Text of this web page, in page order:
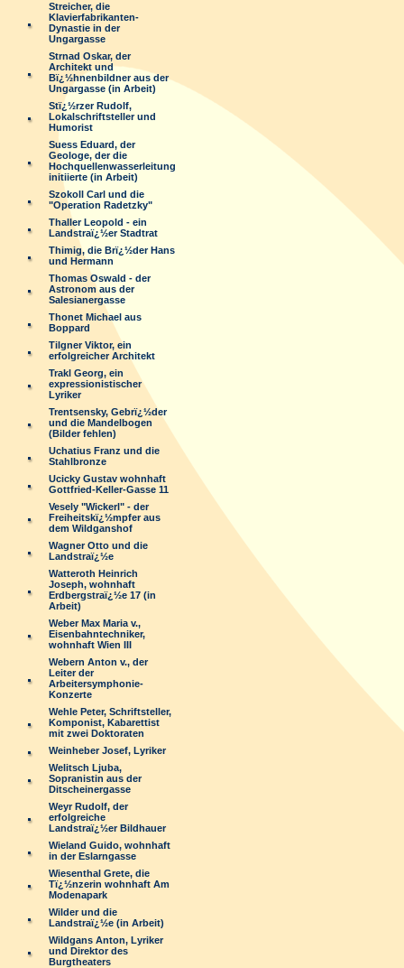
Streicher, die
Klavierfabrikanten-
Dynastie in der
Ungargasse
Strnad Oskar, der
Architekt und
Bï¿½hnenbildner aus der
Ungargasse (in Arbeit)
Stï¿½rzer Rudolf,
Lokalschriftsteller und
Humorist
Suess Eduard, der
Geologe, der die
Hochquellenwasserleitung
initiierte (in Arbeit)
Szokoll Carl und die
"Operation Radetzky"
Thaller Leopold - ein
Landstraï¿½er Stadtrat
Thimig, die Brï¿½der Hans
und Hermann
Thomas Oswald - der
Astronom aus der
Salesianergasse
Thonet Michael aus
Boppard
Tilgner Viktor, ein
erfolgreicher Architekt
Trakl Georg, ein
expressionistischer
Lyriker
Trentsensky, Gebrï¿½der
und die Mandelbogen
(Bilder fehlen)
Uchatius Franz und die
Stahlbronze
Ucicky Gustav wohnhaft
Gottfried-Keller-Gasse 11
Vesely "Wickerl" - der
Freiheitskï¿½mpfer aus
dem Wildganshof
Wagner Otto und die
Landstraï¿½e
Watteroth Heinrich
Joseph, wohnhaft
Erdbergstraï¿½e 17 (in
Arbeit)
Weber Max Maria v.,
Eisenbahntechniker,
wohnhaft Wien III
Webern Anton v., der
Leiter der
Arbeitersymphonie-
Konzerte
Wehle Peter, Schriftsteller,
Komponist, Kabarettist
mit zwei Doktoraten
Weinheber Josef, Lyriker
Welitsch Ljuba,
Sopranistin aus der
Ditscheinergasse
Weyr Rudolf, der
erfolgreiche
Landstraï¿½er Bildhauer
Wieland Guido, wohnhaft
in der Eslarngasse
Wiesenthal Grete, die
Tï¿½nzerin wohnhaft Am
Modenapark
Wilder und die
Landstraï¿½e (in Arbeit)
Wildgans Anton, Lyriker
und Direktor des
Burgtheaters